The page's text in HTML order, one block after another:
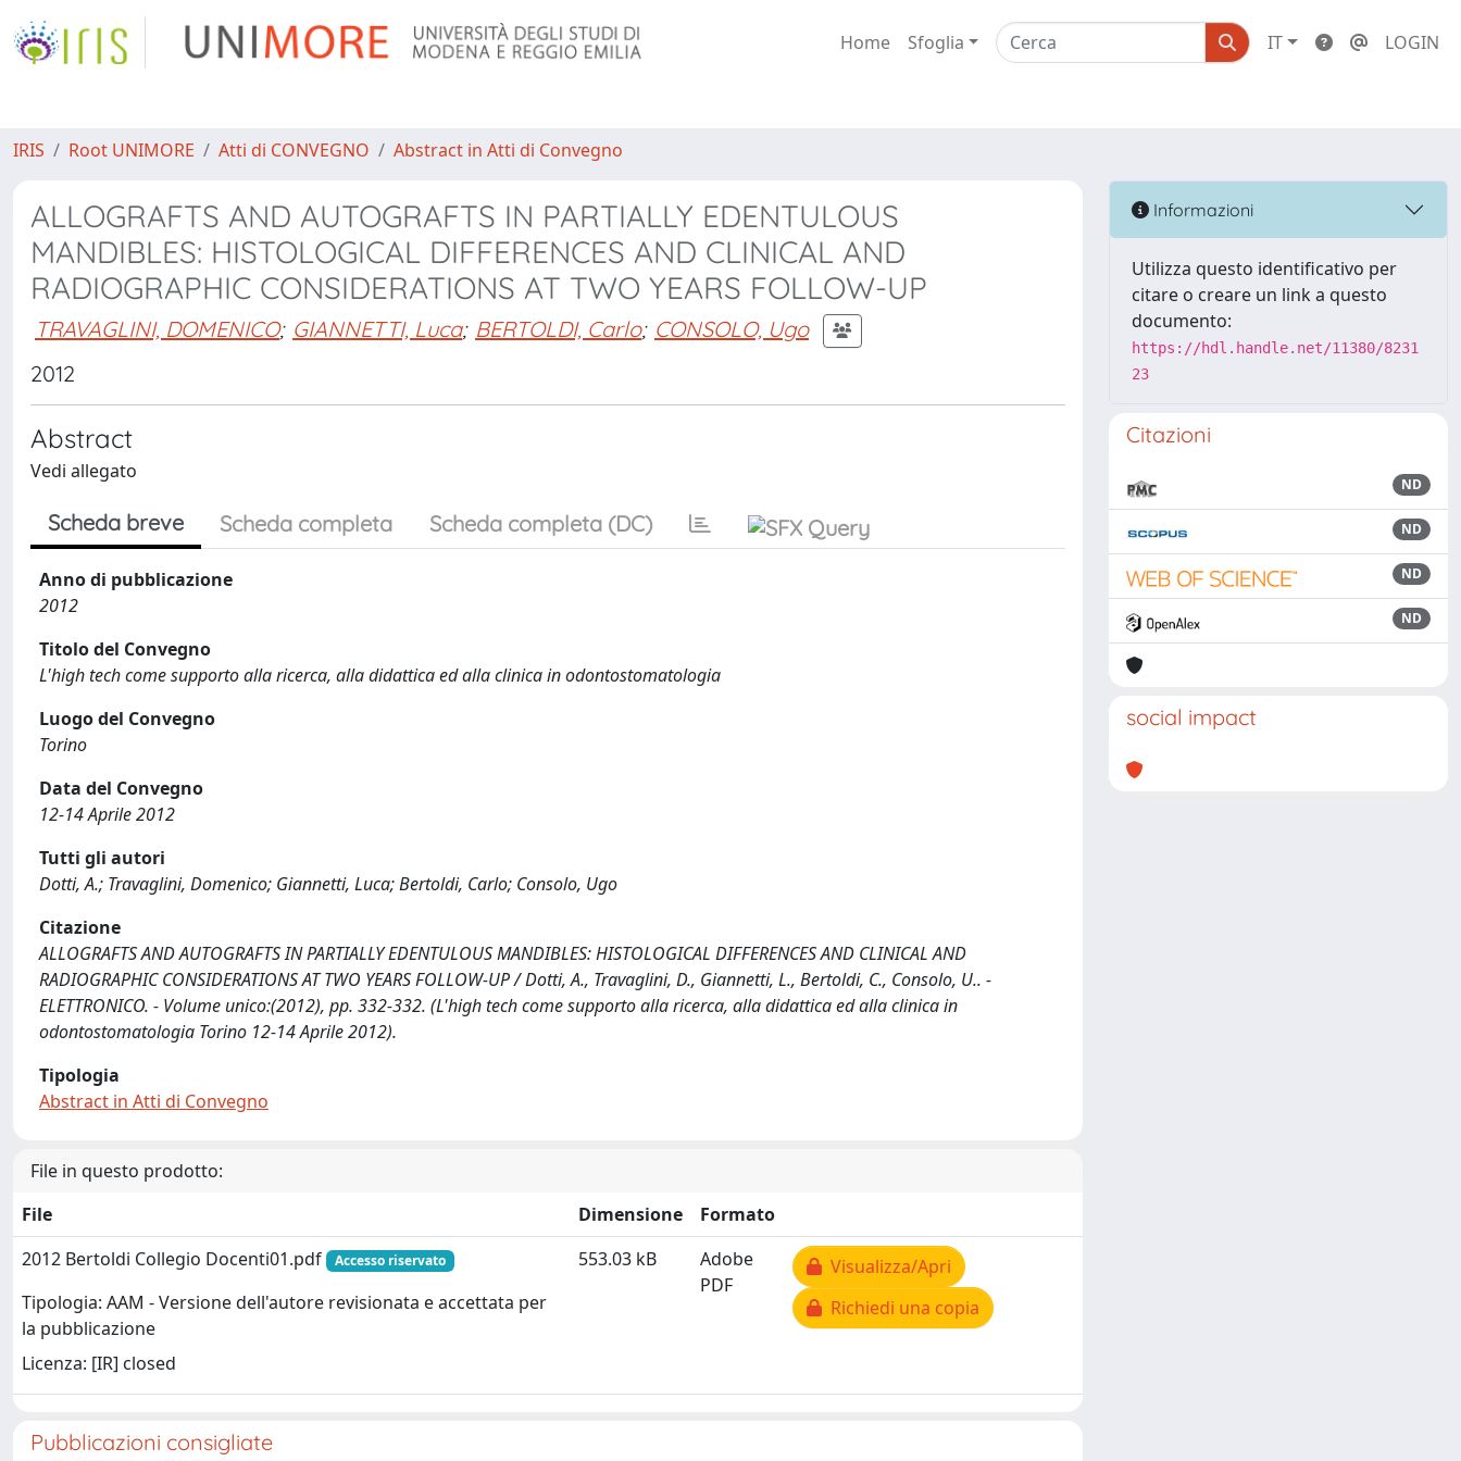
Home Sfoglia IT LOGIN
IRIS Root UNIMORE Atti di CONVEGNO Abstract in Atti di Convegno
ALLOGRAFTS AND AUTOGRAFTS IN PARTIALLY EDENTULOUS
MANDIBLES: HISTOLOGICAL DIFFERENCES AND CLINICAL AND
RADIOGRAPHIC CONSIDERATIONS AT TWO YEARS FOLLOW-UP
TRAVAGLINI, DOMENICO; GIANNETTI, Luca; BERTOLDI, Carlo; CONSOLO, Ugo
2012
Abstract
Vedi allegato
Scheda breve Scheda completa Scheda completa (DC)
Anno di pubblicazione
2012
Titolo del Convegno
L'high tech come supporto alla ricerca, alla didattica ed alla clinica in odontostomatologia
Luogo del Convegno
Torino
Data del Convegno
12-14 Aprile 2012
Tutti gli autori
Dotti, A.; Travaglini, Domenico; Giannetti, Luca; Bertoldi, Carlo; Consolo, Ugo
Citazione
ALLOGRAFTS AND AUTOGRAFTS IN PARTIALLY EDENTULOUS MANDIBLES: HISTOLOGICAL DIFFERENCES AND CLINICAL AND
RADIOGRAPHIC CONSIDERATIONS AT TWO YEARS FOLLOW-UP / Dotti, A., Travaglini, D., Giannetti, L., Bertoldi, C., Consolo, U.. -
ELETTRONICO. - Volume unico:(2012), pp. 332-332. (L'high tech come supporto alla ricerca, alla didattica ed alla clinica in
odontostomatologia Torino 12-14 Aprile 2012).
Tipologia
Abstract in Atti di Convegno
File in questo prodotto:
File
Dimensione
Formato
2012 Bertoldi Collegio Docenti01.pdf
Accesso riservato
Tipologia: AAM - Versione dell'autore revisionata e accettata per
la pubblicazione
Licenza: [IR] closed
553.03 kB
Adobe
PDF
Visualizza/Apri
Richiedi una copia
Pubblicazioni consigliate
Informazioni
Utilizza questo identificativo per
citare o creare un link a questo
documento:
https://hdl.handle.net/11380/8231
23
Citazioni
ND
ND
ND
ND
social impact